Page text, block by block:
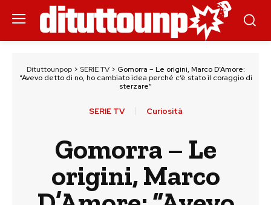
Dituttounpop> SERIE TV> Gomorra – Le origini, Marco D’Amore:
“Avevo detto di no, ho cambiato idea perché c’è stato il coraggio di
sterzare”
SERIE TV Curiosità
Gomorra – Le
origini, Marco